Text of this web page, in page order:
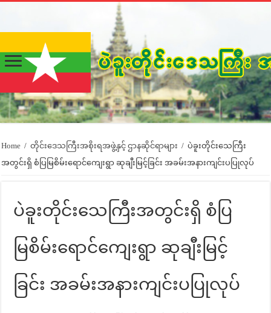
Home / တိုင်းဒေသကြီးအစိုးရအဖွဲ့နှင့် ဌာနဆိုင်ရာများ / ပဲခူးတိုင်းသေကြီး
အတွင်းရှိ စံပြမြစိမ်းရောင်ကျေးရွာ ဆုချီးမြင့်ခြင်း အခမ်းအနားကျင်းပပြုလုပ်
ပဲခူးတိုင်းသေကြီးအတွင်းရှိ စံပြ
မြစိမ်းရောင်ကျေးရွာ ဆုချီးမြင့်
ခြင်း အခမ်းအနားကျင်းပပြုလုပ်